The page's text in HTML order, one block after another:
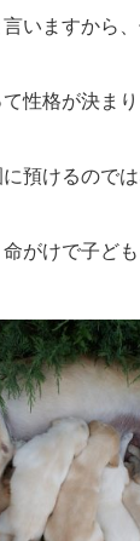
言いますから
性格が決ま
預けるので
がけで子ど